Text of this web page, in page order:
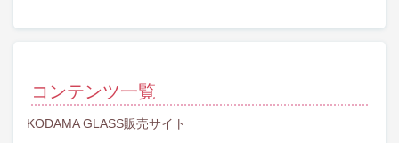
コンテンツ一覧
KODAMA GLASS販売サイト